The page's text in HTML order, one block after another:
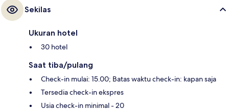
Sekilas
Ukuran hotel
30 hotel
Saat tiba/pulang
Check-in mulai: 15.00; Batas waktu check-in: kapan saja
Tersedia check-in ekspres
Usia check-in minimal - 20